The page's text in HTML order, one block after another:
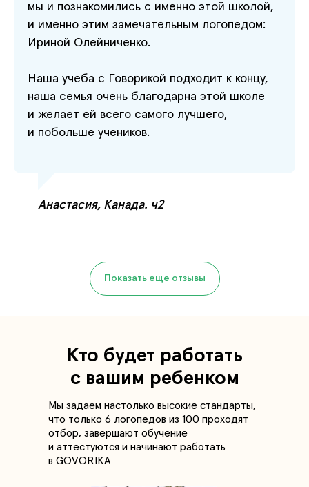
мы и познакомились с именно этой школой,
и именно этим замечательным логопедом:
Ириной Олейниченко.
Наша учеба с Говорикой подходит к концу,
наша семья очень благодарна этой школе
и желает ей всего самого лучшего,
и побольше учеников.
Анастасия, Канада. ч2
Показать еще отзывы
Кто будет работать
с вашим ребенком
Мы задаем настолько высокие стандарты,
что только 6 логопедов из 100 проходят
отбор, завершают обучение
и аттестуются и начинают работать
в GOVORIKA